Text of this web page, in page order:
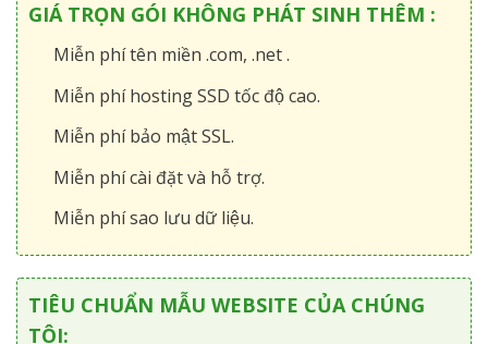
GIÁ TRỌN GÓI KHÔNG PHÁT SINH THÊM :
Miễn phí tên miền .com, .net .
Miễn phí hosting SSD tốc độ cao.
Miễn phí bảo mật SSL.
Miễn phí cài đặt và hỗ trợ.
Miễn phí sao lưu dữ liệu.
TIÊU CHUẨN MẪU WEBSITE CỦA CHÚNG
TÔI: